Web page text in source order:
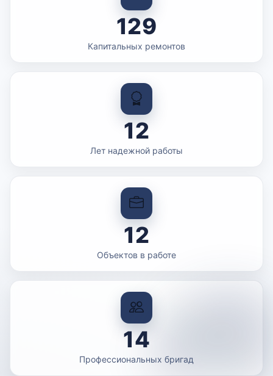
129
Капитальных ремонтов
12
Лет надежной работы
12
Объектов в работе
14
Профессиональных бригад